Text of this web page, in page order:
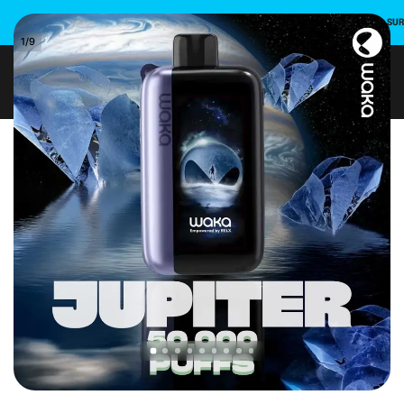
INSCRIVEZ-VOUS ET UTILISEZ LE CODE PROMO POUR UNE REMISE DE 10 %
1/9